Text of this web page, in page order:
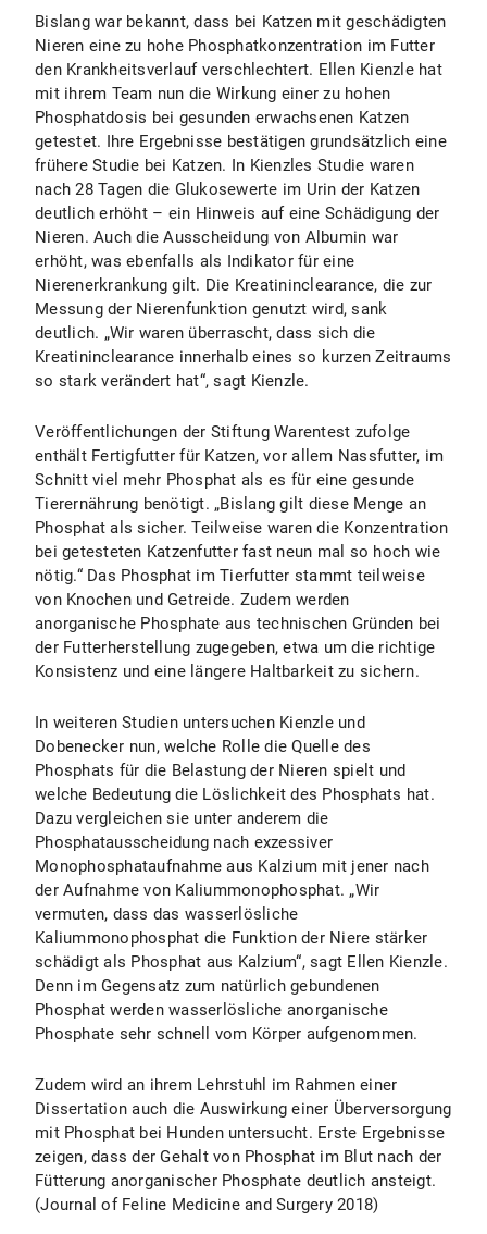
Bislang war bekannt, dass bei Katzen mit geschädigten
Nieren eine zu hohe Phosphatkonzentration im Futter
den Krankheitsverlauf verschlechtert. Ellen Kienzle hat
mit ihrem Team nun die Wirkung einer zu hohen
Phosphatdosis bei gesunden erwachsenen Katzen
getestet. Ihre Ergebnisse bestätigen grundsätzlich eine
frühere Studie bei Katzen. In Kienzles Studie waren
nach 28 Tagen die Glukosewerte im Urin der Katzen
deutlich erhöht – ein Hinweis auf eine Schädigung der
Nieren. Auch die Ausscheidung von Albumin war
erhöht, was ebenfalls als Indikator für eine
Nierenerkrankung gilt. Die Kreatininclearance, die zur
Messung der Nierenfunktion genutzt wird, sank
deutlich. „Wir waren überrascht, dass sich die
Kreatininclearance innerhalb eines so kurzen Zeitraums
so stark verändert hat“, sagt Kienzle.
Veröffentlichungen der Stiftung Warentest zufolge
enthält Fertigfutter für Katzen, vor allem Nassfutter, im
Schnitt viel mehr Phosphat als es für eine gesunde
Tierernährung benötigt. „Bislang gilt diese Menge an
Phosphat als sicher. Teilweise waren die Konzentration
bei getesteten Katzenfutter fast neun mal so hoch wie
nötig.“ Das Phosphat im Tierfutter stammt teilweise
von Knochen und Getreide. Zudem werden
anorganische Phosphate aus technischen Gründen bei
der Futterherstellung zugegeben, etwa um die richtige
Konsistenz und eine längere Haltbarkeit zu sichern.
In weiteren Studien untersuchen Kienzle und
Dobenecker nun, welche Rolle die Quelle des
Phosphats für die Belastung der Nieren spielt und
welche Bedeutung die Löslichkeit des Phosphats hat.
Dazu vergleichen sie unter anderem die
Phosphatausscheidung nach exzessiver
Monophosphataufnahme aus Kalzium mit jener nach
der Aufnahme von Kaliummonophosphat. „Wir
vermuten, dass das wasserlösliche
Kaliummonophosphat die Funktion der Niere stärker
schädigt als Phosphat aus Kalzium“, sagt Ellen Kienzle.
Denn im Gegensatz zum natürlich gebundenen
Phosphat werden wasserlösliche anorganische
Phosphate sehr schnell vom Körper aufgenommen.
Zudem wird an ihrem Lehrstuhl im Rahmen einer
Dissertation auch die Auswirkung einer Überversorgung
mit Phosphat bei Hunden untersucht. Erste Ergebnisse
zeigen, dass der Gehalt von Phosphat im Blut nach der
Fütterung anorganischer Phosphate deutlich ansteigt.
(Journal of Feline Medicine and Surgery 2018)